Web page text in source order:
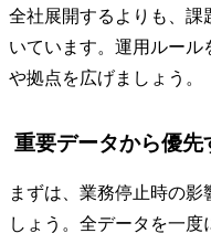
全社展開するよりも、課
いています。運用ルール
や拠点を広げましょう。
重要データから優先
まずは、業務停止時の影
しょう。全データを一